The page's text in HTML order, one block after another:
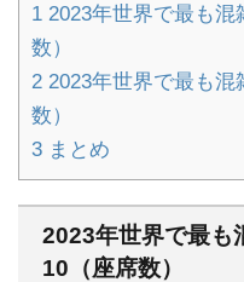
1 2023年世界で最も
数）
2 2023年世界で最も
数）
3 まとめ
2023年世界で最も
10（座席数）